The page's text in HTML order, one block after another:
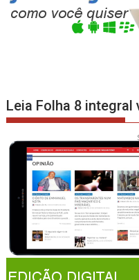
Leia Folha 8